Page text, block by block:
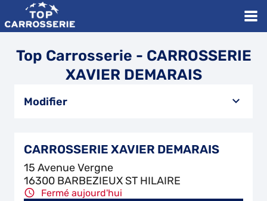
Top Carrosserie - CARROSSERIE
XAVIER DEMARAIS
Modifier
CARROSSERIE XAVIER DEMARAIS
15 Avenue Vergne
16300 BARBEZIEUX ST HILAIRE
Fermé aujourd'hui